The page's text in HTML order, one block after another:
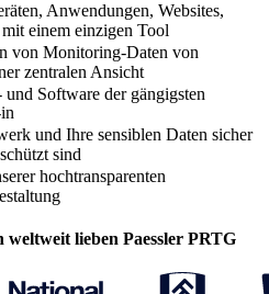
Anwendungen, Websites,
einem einzigen Tool
von Monitoring-Daten von
zentralen Ansicht
Software der gängigsten
und Ihre sensiblen Daten sicher
sind
hochtransparenten
lieben Paessler PRTG